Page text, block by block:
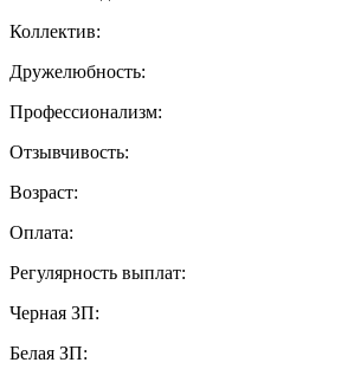
Коллектив:
Дружелюбность:
Профессионализм:
Отзывчивость:
Возраст:
Оплата:
Регулярность выплат:
Черная ЗП:
Белая ЗП: